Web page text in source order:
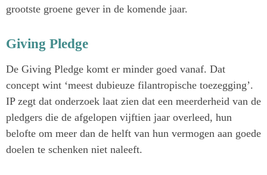
grootste groene gever in de komende jaar.
Giving Pledge
De Giving Pledge komt er minder goed vanaf. Dat
concept wint ‘meest dubieuze filantropische toezegging’.
IP zegt dat onderzoek laat zien dat een meerderheid van de
pledgers die de afgelopen vijftien jaar overleed, hun
belofte om meer dan de helft van hun vermogen aan goede
doelen te schenken niet naleeft.